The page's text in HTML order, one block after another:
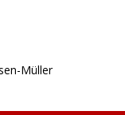
Müller